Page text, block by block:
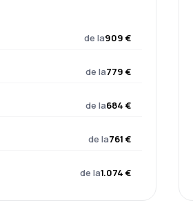
de la909 €
de la779 €
de la684 €
de la761 €
de la1.074 €